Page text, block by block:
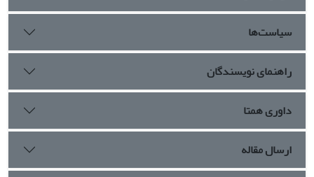
سیاست‌ها
راهنمای نویسندگان
داوری همتا
ارسال مقاله